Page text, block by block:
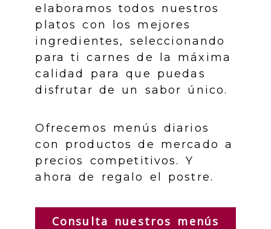
elaboramos todos nuestros
platos con los mejores
ingredientes, seleccionando
para ti carnes de la máxima
calidad para que puedas
disfrutar de un sabor único.
Ofrecemos menús diarios
con productos de mercado a
precios competitivos. Y
ahora de regalo el postre.
Consulta nuestros menús